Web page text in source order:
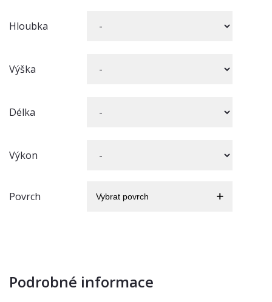
Hloubka
Výška
Délka
Výkon
Povrch Vybrat povrch
Podrobné informace